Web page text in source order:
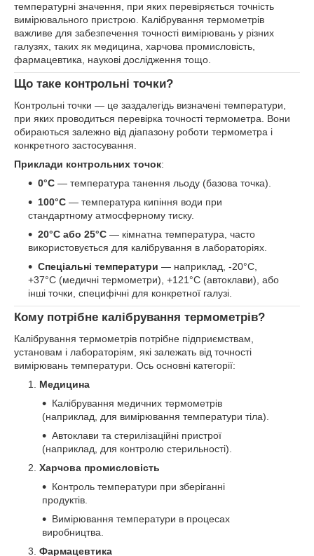
температурні значення, при яких перевіряється точність
вимірювального пристрою. Калібрування термометрів
важливе для забезпечення точності вимірювань у різних
галузях, таких як медицина, харчова промисловість,
фармацевтика, наукові дослідження тощо.
Що таке контрольні точки?
Контрольні точки — це заздалегідь визначені температури,
при яких проводиться перевірка точності термометра. Вони
обираються залежно від діапазону роботи термометра і
конкретного застосування.
Приклади контрольних точок:
0°C — температура танення льоду (базова точка).
100°C — температура кипіння води при
стандартному атмосферному тиску.
20°C або 25°C — кімнатна температура, часто
використовується для калібрування в лабораторіях.
Спеціальні температури — наприклад, -20°C,
+37°C (медичні термометри), +121°C (автоклави), або
інші точки, специфічні для конкретної галузі.
Кому потрібне калібрування термометрів?
Калібрування термометрів потрібне підприємствам,
установам і лабораторіям, які залежать від точності
вимірювань температури. Ось основні категорії:
Медицина
Калібрування медичних термометрів
(наприклад, для вимірювання температури тіла).
Автоклави та стерилізаційні пристрої
(наприклад, для контролю стерильності).
Харчова промисловість
Контроль температури при зберіганні
продуктів.
Вимірювання температури в процесах
виробництва.
Фармацевтика